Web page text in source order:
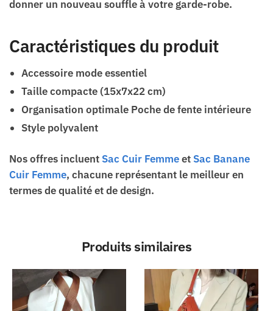
donner un nouveau souffle à votre garde-robe.
Caractéristiques du produit
Accessoire mode essentiel
Taille compacte (15x7x22 cm)
Organisation optimale Poche de fente intérieure
Style polyvalent
Nos offres incluent Sac Cuir Femmeet Sac Banane
Cuir Femme, chacune représentant le meilleur en
termes de qualité et de design.
Produits similaires